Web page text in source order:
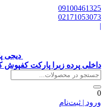
09100461325
02171053073
|
دیجی
داخلی پرده زبرا پارکت کفپوش
0
ورود | ثبت‌نام